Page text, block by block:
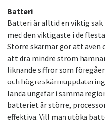
Batteri
Batteri är alltid en viktig
med den viktigaste i de
Större skärmar gör att även
att dra mindre ström
liknande siffror som
och högre
landa ungefär i samma
batteriet är större,
effektiva. Vill man utöka